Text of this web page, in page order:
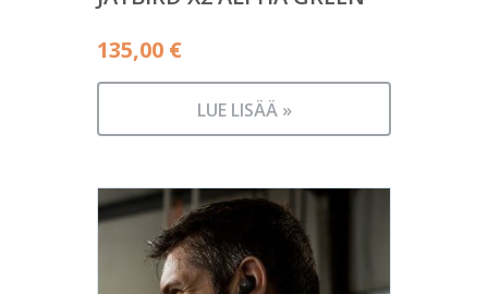
135,00 €
LUE LISÄÄ »